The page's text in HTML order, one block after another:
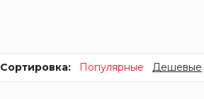
Сортировка: Популярные Дешевые